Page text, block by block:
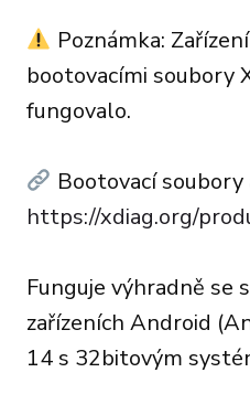
Poznámka:
bootovacími soubory
fungovalo.
Bootovací soubory
https://xdiag.org/
Funguje výhradně se
zařízeních Android
14 s 32bitovým